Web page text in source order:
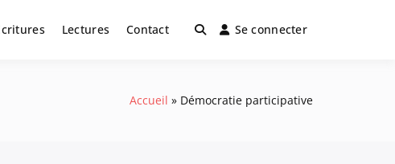
Lectures Contact Se connecter
Accueil Démocratie participative